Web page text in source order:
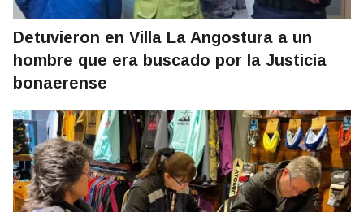
Detuvieron en Villa La Angostura a un
hombre que era buscado por la Justicia
bonaerense